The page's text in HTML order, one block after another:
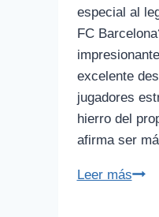
especial al
FC
excelente
jugadores
hierro del
afirma ser
Leer más